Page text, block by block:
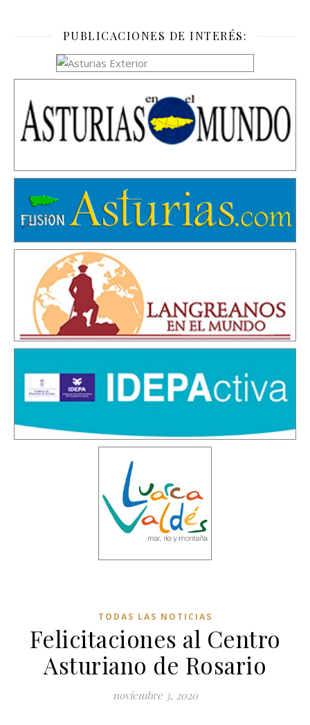
PUBLICACIONES DE INTERÉS:
TODAS LAS NOTICIAS
Felicitaciones al Centro
Asturiano de Rosario
noviembre 3, 2020